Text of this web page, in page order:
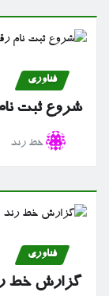
فناوری
شروع ثبت نام
خط رند
فناوری